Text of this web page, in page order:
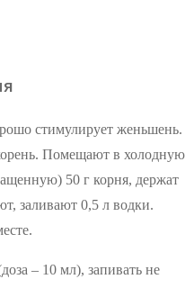
стимулирует женьшень.
Помещают в холодную
50 г корня, держат
заливают 0,5 л водки.
– 10 мл), запивать не